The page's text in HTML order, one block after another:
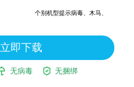
个别机型提示病毒、木马、危险，均为误报
立即下载
无病毒 无捆绑